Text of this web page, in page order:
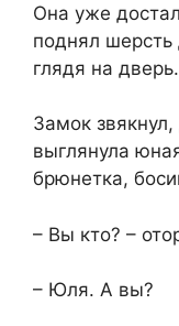
Она уже
поднял шерсть
глядя на дверь.
Замок
выглянула
брюнетка,
– Вы кто? –
– Юля. А вы?